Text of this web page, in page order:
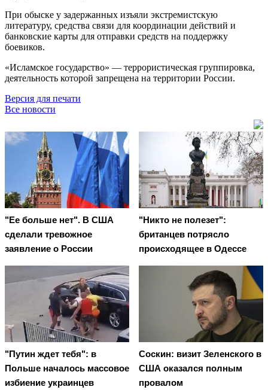
При обыске у задержанных изъяли экстремистскую
литературу, средства связи для координации действий и
банковские карты для отправки средств на поддержку
боевиков.
«Исламское государство» — террористическая группировка,
деятельность которой запрещена на территории России.
Версия для печати
Все новости
"Ее больше нет". В США
сделали тревожное
заявление о России
"Никто не полезет":
британцев потрясло
происходящее в Одессе
"Путин ждет тебя": в
Польше началось массовое
избиение украинцев
Соскин: визит Зеленского в
США оказался полным
провалом